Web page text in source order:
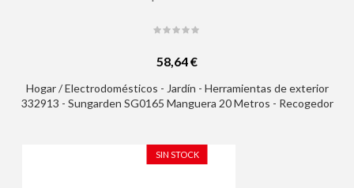
58,64 €
Hogar / Electrodomésticos - Jardín - Herramientas de exterior
332913 - Sungarden SG0165 Manguera 20 Metros - Recogedor
SIN STOCK